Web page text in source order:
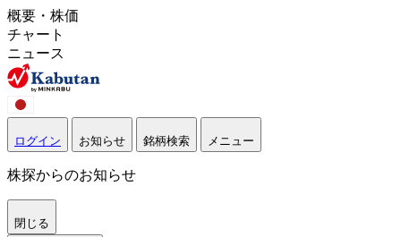
概要・株価
チャート
ニュース
ログイン お知らせ 銘柄検索 メニュー
株探からのお知らせ
閉じる